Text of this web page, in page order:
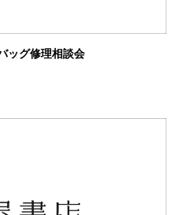
ッグ修理相談会